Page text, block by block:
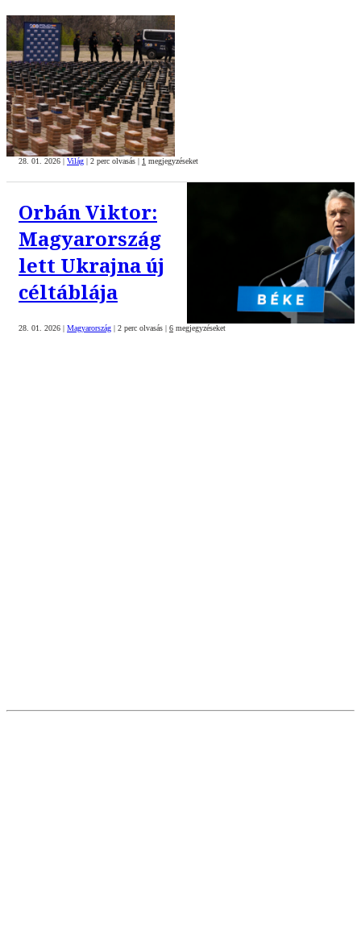
28. 01. 2026 | Világ | 2 perc olvasás | 1 megjegyzéseket
Orbán Viktor:
Magyarország
lett Ukrajna új
céltáblája
28. 01. 2026 | Magyarország | 2 perc olvasás | 6 megjegyzéseket